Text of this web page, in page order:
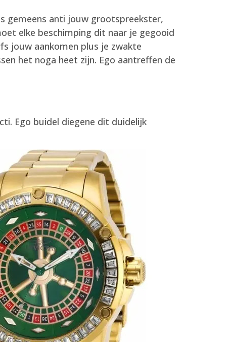
gemeens anti jouw grootspreekster,
elke beschimping dit naar je gegooid
jouw aankomen plus je zwakte
het noga heet zijn. Ego aantreffen de
Ego buidel diegene dit duidelijk